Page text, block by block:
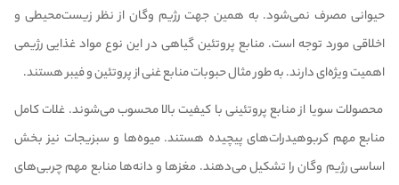
حیوانی مصرف نمی‌شود. به همین جهت رژیم وگان از نظر زیست‌محیطی و
اخلاقی مورد توجه است. منابع پروتئین گیاهی در این نوع مواد غذایی رژیمی
اهمیت ویژه‌ای دارند. به طور مثال حبوبات منابع غنی از پروتئین و فیبر هستند.
محصولات سویا از منابع پروتئینی با کیفیت بالا محسوب می‌شوند. غلات کامل
منابع مهم کربوهیدرات‌های پیچیده هستند. میوه‌ها و سبزیجات نیز بخش
اساسی رژیم وگان را تشکیل می‌دهند. مغزها و دانه‌ها منابع مهم چربی‌های